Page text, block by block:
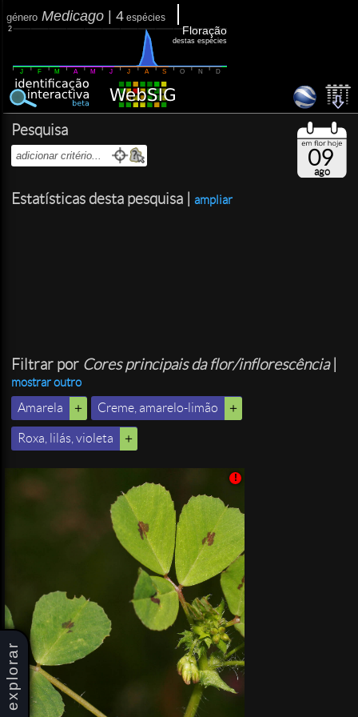
explorar
género Medicago 4 espécies
2
J F M A M J J A S O N D
Floração
destas espécies
Pesquisa
Estatísticas desta pesquisa | ampliar
Filtrar por Cores principais da flor/inflorescência|
mostrar outro
Amarela
Creme, amarelo-limão
Roxa, lilás, violeta
09
ago
!